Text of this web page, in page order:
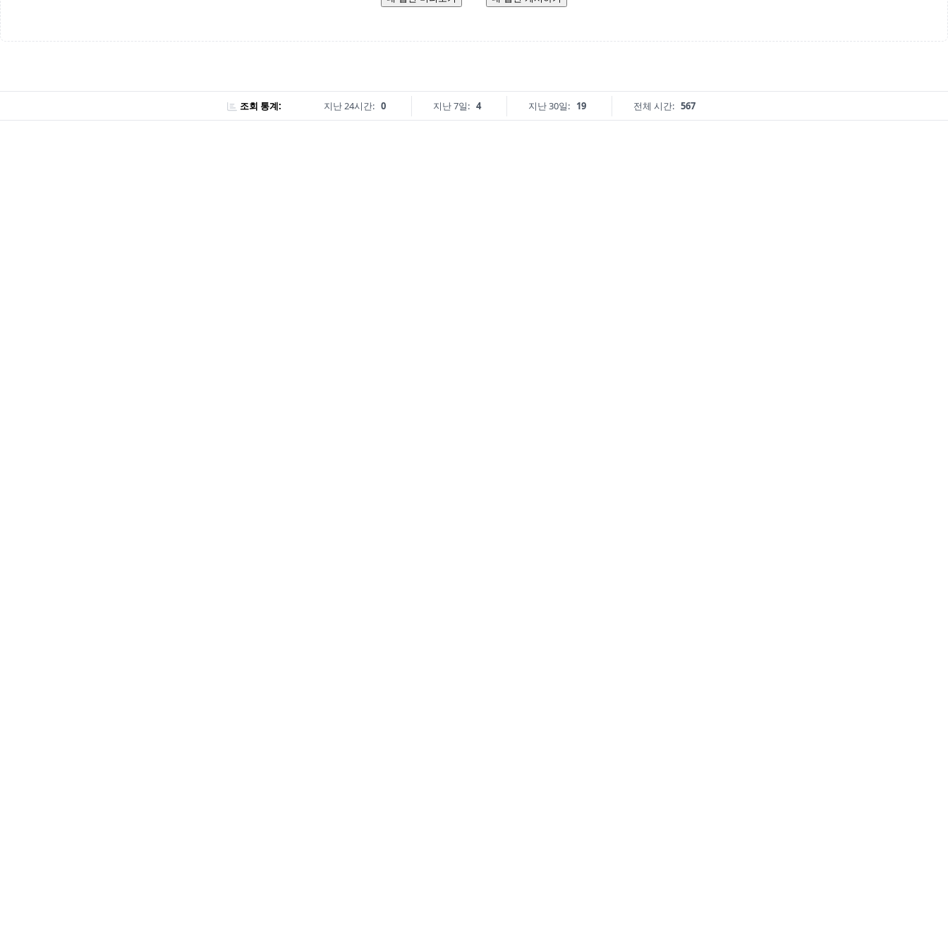
조회 통계: 지난 24시간: 0 지난 7일: 4 지난 30일: 19 전체 시간: 567